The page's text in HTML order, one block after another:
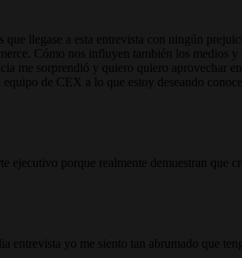
que llegase a esta entrevista con ningún
Cómo nos influyen también los medios
me sorprendió y quiero quiero aprovechar
equipo de CEX a lo que estoy deseando
ejecutivo porque realmente demuestran que
entrevista yo me siento tan abrumado que